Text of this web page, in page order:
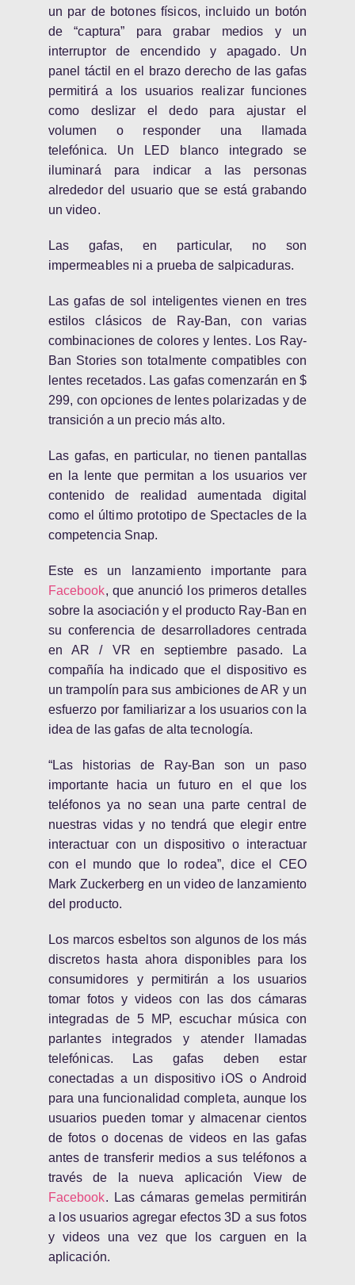
un par de botones físicos, incluido un botón
de “captura” para grabar medios y un
interruptor de encendido y apagado. Un
panel táctil en el brazo derecho de las gafas
permitirá a los usuarios realizar funciones
como deslizar el dedo para ajustar el
volumen o responder una llamada
telefónica. Un LED blanco integrado se
iluminará para indicar a las personas
alrededor del usuario que se está grabando
un video.
Las gafas, en particular, no son
impermeables ni a prueba de salpicaduras.
Las gafas de sol inteligentes vienen en tres
estilos clásicos de Ray-Ban, con varias
combinaciones de colores y lentes. Los Ray-
Ban Stories son totalmente compatibles con
lentes recetados. Las gafas comenzarán en $
299, con opciones de lentes polarizadas y de
transición a un precio más alto.
Las gafas, en particular, no tienen pantallas
en la lente que permitan a los usuarios ver
contenido de realidad aumentada digital
como el último prototipo de Spectacles de la
competencia Snap.
Este es un lanzamiento importante para
Facebook, que anunció los primeros detalles
sobre la asociación y el producto Ray-Ban en
su conferencia de desarrolladores centrada
en AR / VR en septiembre pasado. La
compañía ha indicado que el dispositivo es
un trampolín para sus ambiciones de AR y un
esfuerzo por familiarizar a los usuarios con la
idea de las gafas de alta tecnología.
“Las historias de Ray-Ban son un paso
importante hacia un futuro en el que los
teléfonos ya no sean una parte central de
nuestras vidas y no tendrá que elegir entre
interactuar con un dispositivo o interactuar
con el mundo que lo rodea”, dice el CEO
Mark Zuckerberg en un video de lanzamiento
del producto.
Los marcos esbeltos son algunos de los más
discretos hasta ahora disponibles para los
consumidores y permitirán a los usuarios
tomar fotos y videos con las dos cámaras
integradas de 5 MP, escuchar música con
parlantes integrados y atender llamadas
telefónicas. Las gafas deben estar
conectadas a un dispositivo iOS o Android
para una funcionalidad completa, aunque los
usuarios pueden tomar y almacenar cientos
de fotos o docenas de videos en las gafas
antes de transferir medios a sus teléfonos a
través de la nueva aplicación View de
Facebook. Las cámaras gemelas permitirán
a los usuarios agregar efectos 3D a sus fotos
y videos una vez que los carguen en la
aplicación.